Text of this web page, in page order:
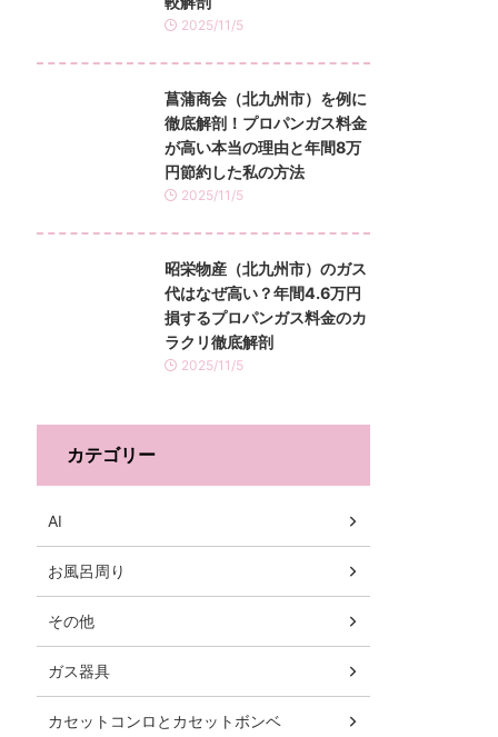
2025/11/5
菖蒲商会（北九州市）を例に
徹底解剖！プロパンガス料金
が高い本当の理由と年間8万
円節約した私の方法
2025/11/5
昭栄物産（北九州市）のガス
代はなぜ高い？年間4.6万円
損するプロパンガス料金のカ
ラクリ徹底解剖
2025/11/5
カテゴリー
AI
お風呂周り
その他
ガス器具
カセットコンロとカセットボンベ